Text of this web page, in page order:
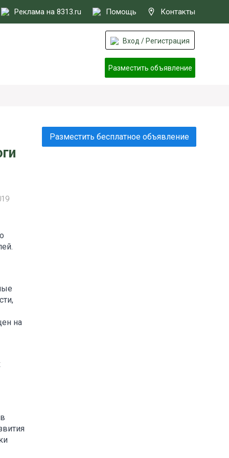
Реклама на 8313.ru Помощь Контакты
Вход / Регистрация
Разместить объявление
на
Разместить бесплатное объявление